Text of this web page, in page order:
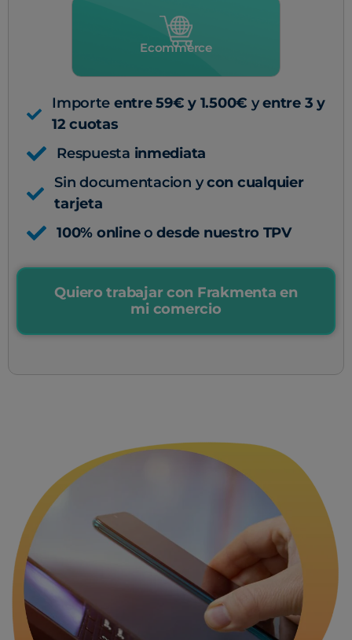
Ecommerce
Importe entre 59€ y 1.500€ yentre 3 y
12 cuotas
Respuesta inmediata
Sin documentacion ycon cualquier
tarjeta
100% onlineodesde nuestro TPV
Quiero trabajar con Frakmenta en
mi comercio